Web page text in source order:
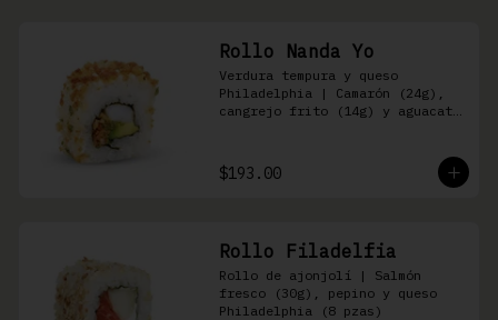
Rollo Nanda Yo
Verdura tempura y queso
Philadelphia | Camarón (24g),
cangrejo frito (14g) y aguacate
$193.00
Rollo Filadelfia
Rollo de ajonjolí | Salmón
fresco (30g), pepino y queso
Philadelphia (8 pzas)